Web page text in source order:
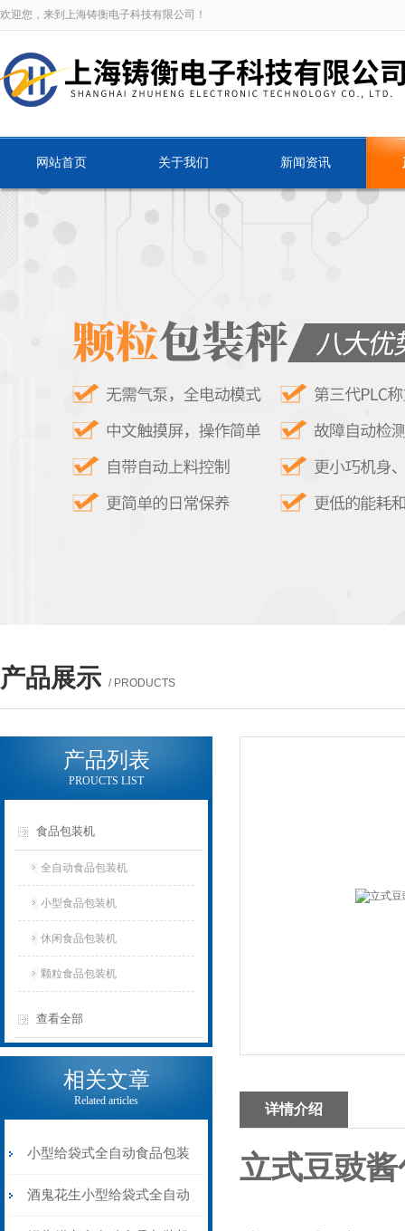
欢迎您，来到上海铸衡电子科技有限公司！
网站首页 关于我们 新闻资讯
产品展示 / PRODUCTS
产品列表
PROUCTS LIST
食品包装机
全自动食品包装机
小型食品包装机
休闲食品包装机
颗粒食品包装机
查看全部
相关文章
Related articles
小型给袋式全自动食品包装
机100-1000克
酒鬼花生小型给袋式全自动
详情介绍
立式豆豉